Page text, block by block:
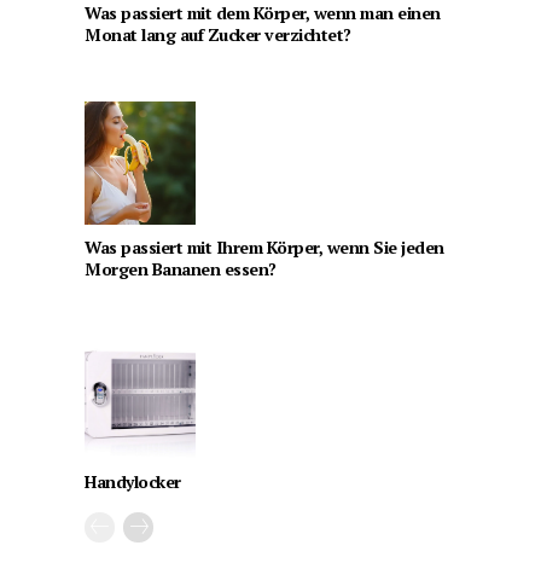
Was passiert mit dem Körper, wenn man einen
Monat lang auf Zucker verzichtet?
Was passiert mit Ihrem Körper, wenn Sie jeden
Morgen Bananen essen?
Handylocker